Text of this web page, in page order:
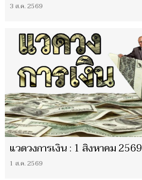
3 ส.ค. 2569
แวดวงการเงิน : 1 สิงหาคม 2569
1 ส.ค. 2569